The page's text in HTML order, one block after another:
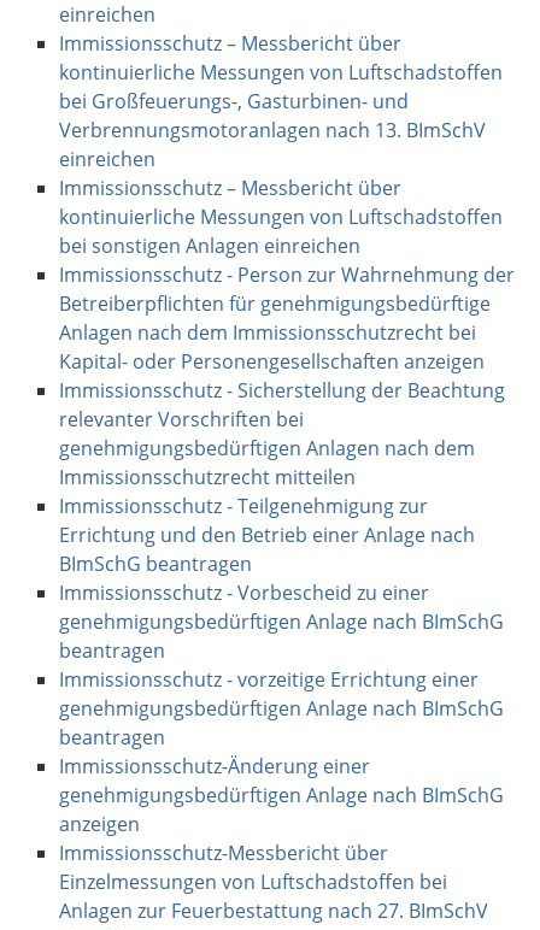
einreichen
Immissionsschutz – Messbericht über
kontinuierliche Messungen von Luftschadstoffen
bei Großfeuerungs-, Gasturbinen- und
Verbrennungsmotoranlagen nach 13. BImSchV
einreichen
Immissionsschutz – Messbericht über
kontinuierliche Messungen von Luftschadstoffen
bei sonstigen Anlagen einreichen
Immissionsschutz - Person zur Wahrnehmung der
Betreiberpflichten für genehmigungsbedürftige
Anlagen nach dem Immissionsschutzrecht bei
Kapital- oder Personengesellschaften anzeigen
Immissionsschutz - Sicherstellung der Beachtung
relevanter Vorschriften bei
genehmigungsbedürftigen Anlagen nach dem
Immissionsschutzrecht mitteilen
Immissionsschutz - Teilgenehmigung zur
Errichtung und den Betrieb einer Anlage nach
BImSchG beantragen
Immissionsschutz - Vorbescheid zu einer
genehmigungsbedürftigen Anlage nach BImSchG
beantragen
Immissionsschutz - vorzeitige Errichtung einer
genehmigungsbedürftigen Anlage nach BImSchG
beantragen
Immissionsschutz-Änderung einer
genehmigungsbedürftigen Anlage nach BImSchG
anzeigen
Immissionsschutz-Messbericht über
Einzelmessungen von Luftschadstoffen bei
Anlagen zur Feuerbestattung nach 27. BImSchV